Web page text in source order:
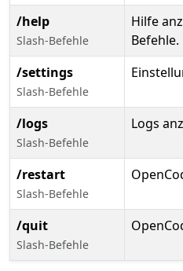
/help
Slash-Befehle
Hilfe
Befehle.
/settings
Slash-Befehle
/logs
Slash-Befehle
Logs
/restart
Slash-Befehle
/quit
Slash-Befehle